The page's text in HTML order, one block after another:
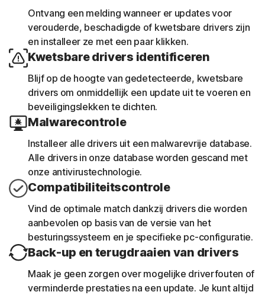
Ontvang een melding wanneer er updates voor
verouderde, beschadigde of kwetsbare drivers zijn
en installeer ze met een paar klikken.
Kwetsbare drivers identificeren
Blijf op de hoogte van gedetecteerde, kwetsbare
drivers om onmiddellijk een update uit te voeren en
beveiligingslekken te dichten.
Malwarecontrole
Installeer alle drivers uit een malwarevrije database.
Alle drivers in onze database worden gescand met
onze antivirustechnologie.
Compatibiliteitscontrole
Vind de optimale match dankzij drivers die worden
aanbevolen op basis van de versie van het
besturingssysteem en je specifieke pc-configuratie.
Back-up en terugdraaien van drivers
Maak je geen zorgen over mogelijke driverfouten of
verminderde prestaties na een update. Je kunt altijd